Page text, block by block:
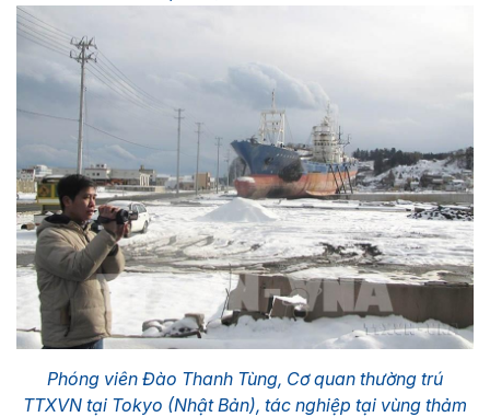
Phóng viên Đào Thanh Tùng, Cơ quan thường trú
TTXVN tại Tokyo (Nhật Bản), tác nghiệp tại vùng thảm